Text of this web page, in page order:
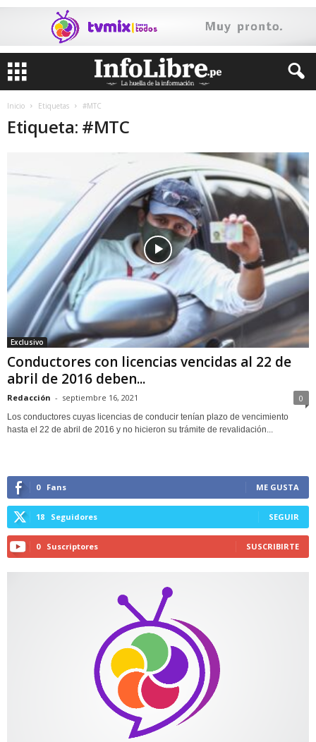
Inicio Etiquetas #MTC
Etiqueta: #MTC
Exclusivo
Conductores con licencias vencidas al 22 de
abril de 2016 deben...
Redacción - septiembre 16, 2021 0
Los conductores cuyas licencias de conducir tenían plazo de vencimiento
hasta el 22 de abril de 2016 y no hicieron su trámite de revalidación...
0 Fans ME GUSTA
18 Seguidores SEGUIR
0 Suscriptores SUSCRIBIRTE